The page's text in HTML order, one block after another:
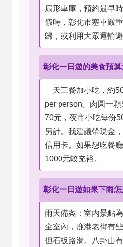
扇形車庫，預約最早
假時，彰化市塞車嚴
歸，或利用大眾運輸避
彰化一日遊的美食預算
一天三餐加小吃，約
per person。肉圓一
70元，夜市小吃每份
另計。我建議帶現金
信用卡。如果想吃餐
1000元較充裕。
彰化一日遊如果下雨怎
雨天備案：室內景點
全室內，鹿港老街有
但石板路滑。八卦山